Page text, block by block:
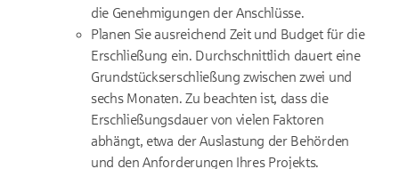
die Genehmigungen der Anschlüsse.
Planen Sie ausreichend Zeit und Budget für die
Erschließung ein. Durchschnittlich dauert eine
Grundstückserschließung zwischen zwei und
sechs Monaten. Zu beachten ist, dass die
Erschließungsdauer von vielen Faktoren
abhängt, etwa der Auslastung der Behörden
und den Anforderungen Ihres Projekts.